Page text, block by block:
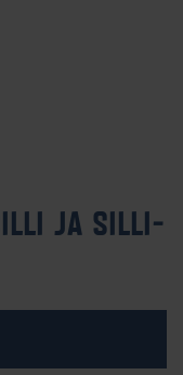
JA SIL­LI­